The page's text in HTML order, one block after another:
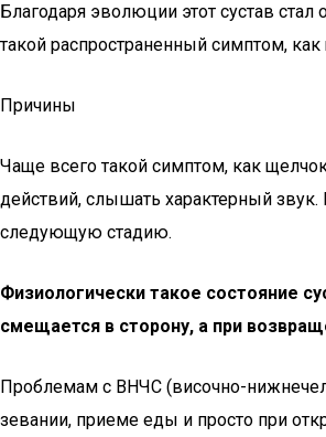
Благодаря эволюции этот сустав
такой распространенный симптом,
Причины
Чаще всего такой симптом, как
действий, слышать характерный
следующую стадию.
Физиологически такое состояние
смещается в сторону, а при
Проблемам с ВНЧС (височно-
зевании, приеме еды и просто при